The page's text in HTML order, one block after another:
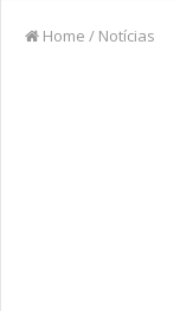
Home / Notícias